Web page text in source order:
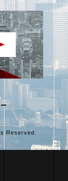
Reserved.